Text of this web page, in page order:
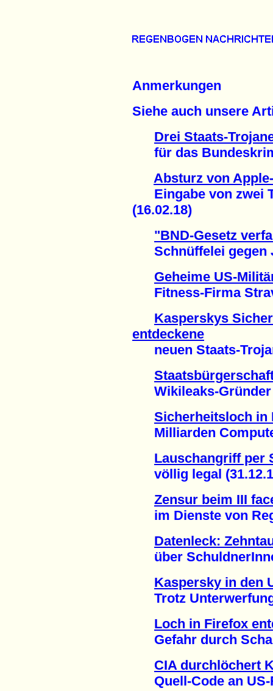
Anmerkungen
Siehe auch unsere
Drei Staats-
für das
Absturz von
Eingabe von zwei
(16.02.18)
"BND-Gesetz
Schnüffelei gegen
Geheime US-
Fitness-Firma
Kasperskys
entdeckene
neuen Staats-
Wikileaks-Gründer
Sicherheitsloch in
Milliarden
Lauschangriff per
völlig legal
Zensur beim III
im Dienste von
Datenleck:
über
Kaspersky in den
Trotz Unterwerfung
Loch in Firefox
Gefahr durch
CIA durchlöchert
Quell-Code an US-